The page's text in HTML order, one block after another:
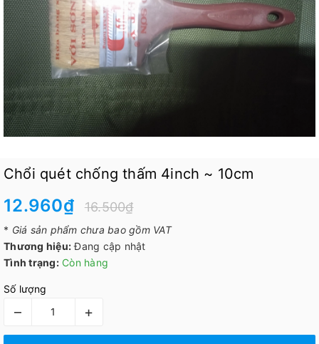
Chổi quét chống thấm 4inch ~ 10cm
12.960₫ 16.500₫
* Giá sản phẩm chưa bao gồm VAT
Thương hiệu: Đang cập nhật
Tình trạng: Còn hàng
Số lượng
– +